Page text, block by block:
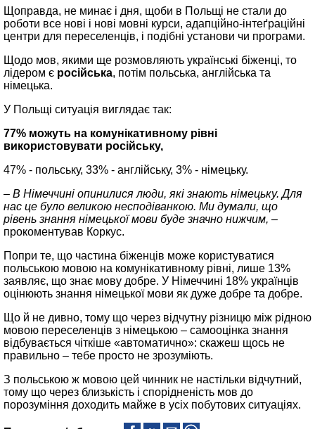
Щоправда, не минає і дня, щоби в Польщі не стали до
роботи все нові і нові мовні курси, адапційно‑інтеґраційні
центри для переселенців, і подібні установи чи програми.
Щодо мов, якими ще розмовляють українські біженці, то
лідером є російська, потім польська, англійська та
німецька.
У Польщі ситуація виглядає так:
77% можуть на комунікативному рівні
використовувати російську,
47% - польську, 33% - англійську, 3% - німецьку.
– В Німеччині опинилися люди, які знають німецьку. Для
нас це було великою несподіванкою. Ми думали, що
рівень знання німецької мови буде значно нижчим, –
прокоментував Коркус.
Попри те, що частина біженців може користуватися
польською мовою на комунікативному рівні, лише 13%
заявляє, що знає мову добре. У Німеччині 18% українців
оцінюють знання німецької мови як дуже добре та добре.
Що й не дивно, тому що через відчутну різницю між рідною
мовою переселенців з німецькою – самооцінка знання
відбувається чіткіше «автоматично»: скажеш щось не
правильно – тебе просто не зрозуміють.
З польською ж мовою цей чинник не настільки відчутний,
тому що через близькість і спорідненість мов до
порозуміння доходить майже в усіх побутових ситуаціях.